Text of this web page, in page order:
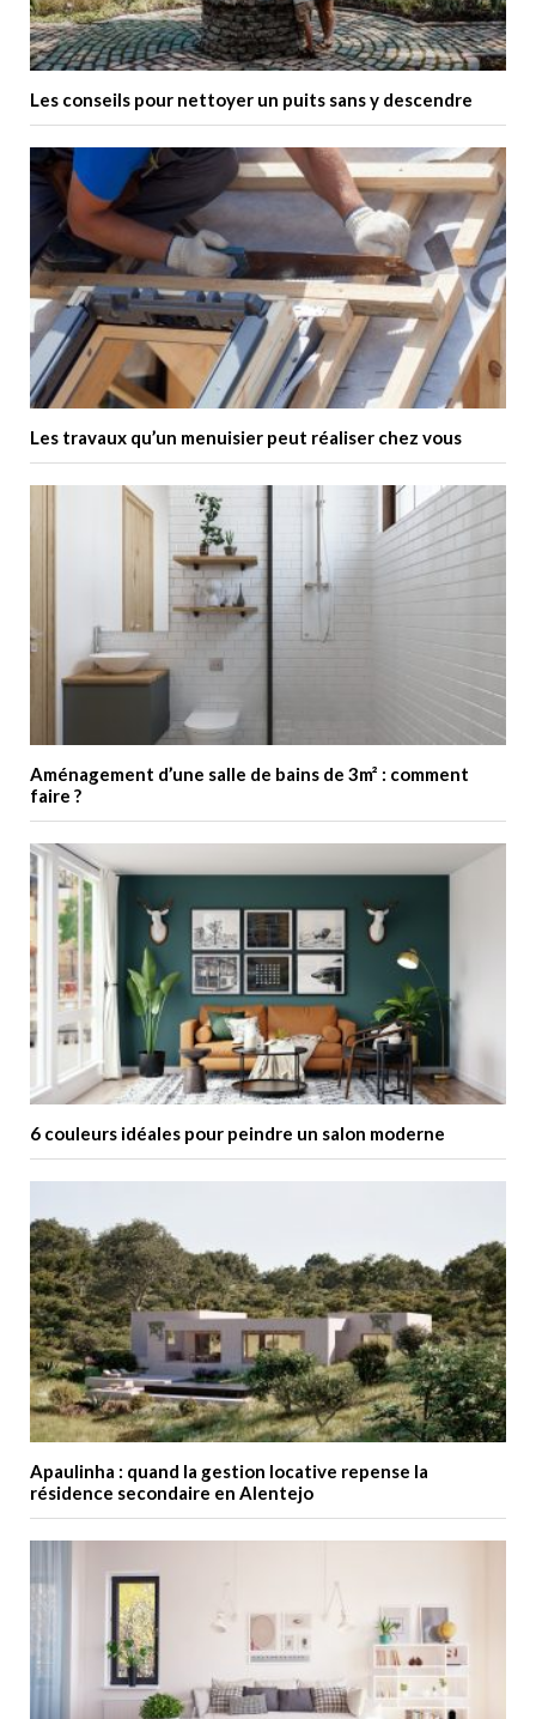
Les conseils pour nettoyer un puits sans y descendre
Les travaux qu’un menuisier peut réaliser chez vous
Aménagement d’une salle de bains de 3m² : comment
faire ?
6 couleurs idéales pour peindre un salon moderne
Apaulinha : quand la gestion locative repense la
résidence secondaire en Alentejo